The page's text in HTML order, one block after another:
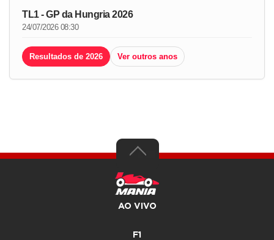
TL1 - GP da Hungria 2026
24/07/2026 08:30
Resultados de 2026 Ver outros anos
AO VIVO
F1